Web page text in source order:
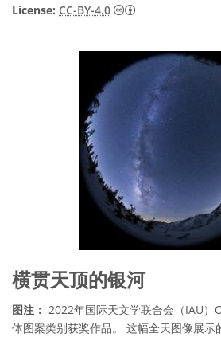
License: CC-BY-4.0 知识共享许可协
横贯天顶的银河
图注： 2022年国际天文学联合会（IAU）
体图案类别获奖作品。 这幅全天图像展示